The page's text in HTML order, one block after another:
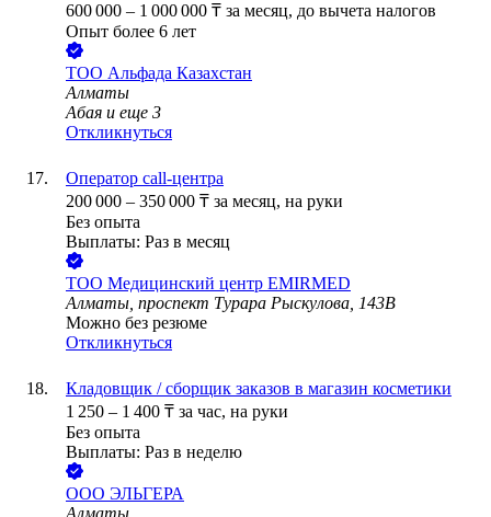
600 000 – 1 000 000 ₸ за месяц, до вычета налогов
Опыт более 6 лет
ТОО Альфада Казахстан
Алматы
Абая и еще 3
Откликнуться
Оператор call-центра
200 000 – 350 000 ₸ за месяц, на руки
Без опыта
Выплаты: Раз в месяц
ТОО Медицинский центр EMIRMED
Алматы, проспект Турара Рыскулова, 143В
Можно без резюме
Откликнуться
Кладовщик / сборщик заказов в магазин косметики
1 250 – 1 400 ₸ за час, на руки
Без опыта
Выплаты: Раз в неделю
ООО ЭЛЬГЕРА